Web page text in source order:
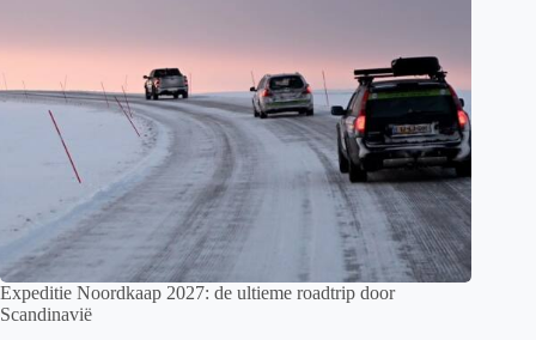
Expeditie Noordkaap 2027: de ultieme roadtrip door
Scandinavië